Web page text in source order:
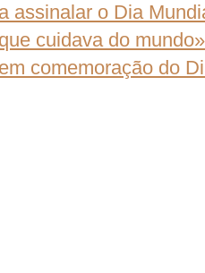
a assinalar o Dia
que cuidava do
em comemoração do